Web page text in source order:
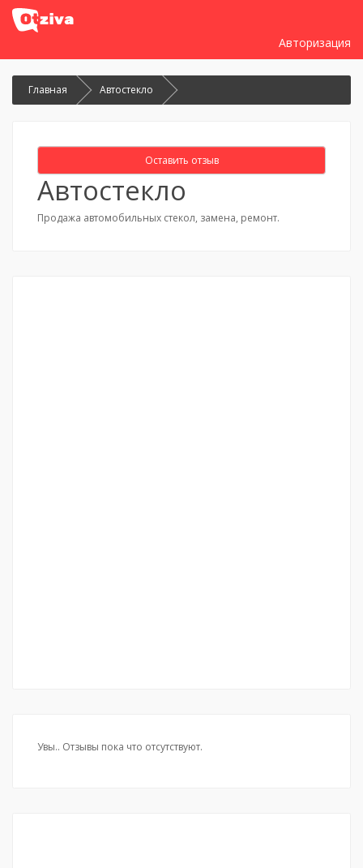
Авторизация
Главная Автостекло
Оставить отзыв
Автостекло
Продажа автомобильных стекол, замена, ремонт.
Увы.. Отзывы пока что отсутствуют.